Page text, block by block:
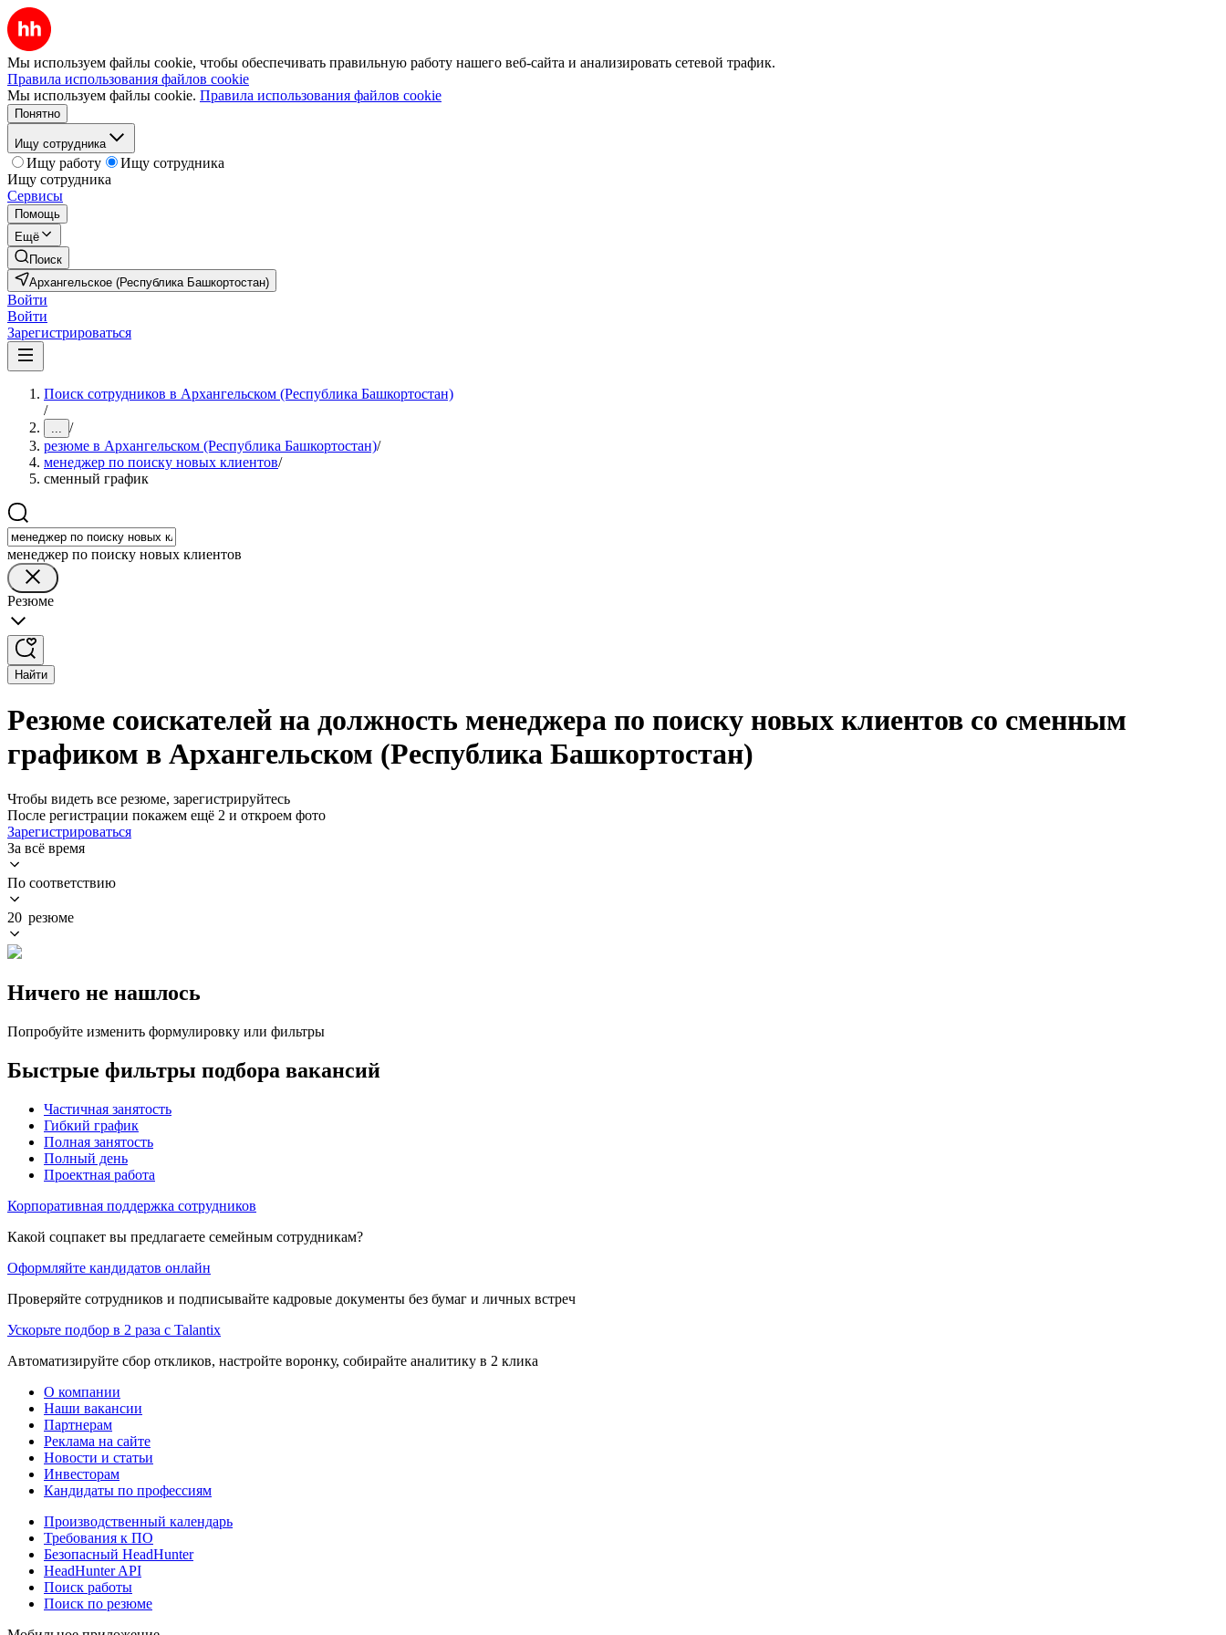
Мы используем файлы cookie, чтобы обеспечивать правильную работу нашего веб-сайта и анализировать сетевой трафик.
Правила использования файлов cookie
Мы используем файлы cookie. Правила использования файлов cookie
Понятно
Ищу сотрудника
Ищу работу
Ищу сотрудника
Ищу сотрудника
Сервисы
Помощь
Ещё
Поиск
Архангельское (Республика Башкортостан)
Войти
Войти
Зарегистрироваться
Поиск сотрудников в Архангельском (Республика Башкортостан)
/
... /
резюме в Архангельском (Республика Башкортостан)/
менеджер по поиску новых клиентов/
сменный график
менеджер по поиску новых клиентов
Резюме
Найти
Резюме соискателей на должность менеджера по поиску новых клиентов со сменным
графиком в Архангельском (Республика Башкортостан)
Чтобы видеть все резюме, зарегистрируйтесь
После регистрации покажем ещё 2 и откроем фото
Зарегистрироваться
За всё время
По соответствию
20 резюме
Ничего не нашлось
Попробуйте изменить формулировку или фильтры
Быстрые фильтры подбора вакансий
Частичная занятость
Гибкий график
Полная занятость
Полный день
Проектная работа
Корпоративная поддержка сотрудников
Какой соцпакет вы предлагаете семейным сотрудникам?
Оформляйте кандидатов онлайн
Проверяйте сотрудников и подписывайте кадровые документы без бумаг и личных встреч
Ускорьте подбор в 2 раза с Talantix
Автоматизируйте сбор откликов, настройте воронку, собирайте аналитику в 2 клика
О компании
Наши вакансии
Партнерам
Реклама на сайте
Новости и статьи
Инвесторам
Кандидаты по профессиям
Производственный календарь
Требования к ПО
Безопасный HeadHunter
HeadHunter API
Поиск работы
Поиск по резюме